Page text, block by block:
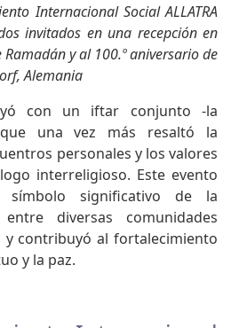
Internacional Social ALLATRA
invitados en una recepción en
y al 100.º aniversario de
Alemania
con un iftar conjunto -la
una vez más resaltó la
personales y los valores
interreligioso. Este evento
significativo de la
diversas comunidades
y contribuyó al fortalecimiento
y la paz.